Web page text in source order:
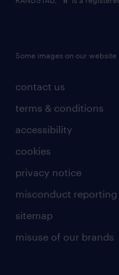
contact us
terms & conditions
accessibility
cookies
privacy notice
misconduct
sitemap
misuse of our brands
Some images on our